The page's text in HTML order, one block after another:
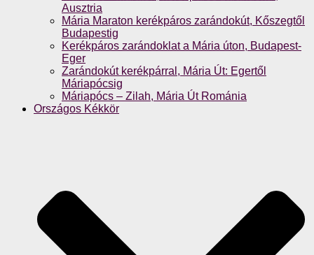
Ausztria
Mária Maraton kerékpáros zarándokút, Kőszegtől
Budapestig
Kerékpáros zarándoklat a Mária úton, Budapest-
Eger
Zarándokút kerékpárral, Mária Út: Egertől
Máriapócsig
Máriapócs – Zilah, Mária Út Románia
Országos Kékkör